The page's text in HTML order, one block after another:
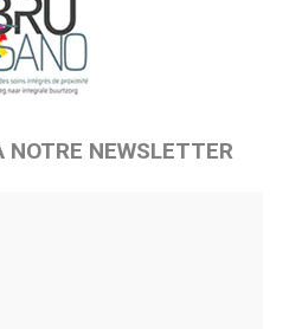
NEWSLETTER